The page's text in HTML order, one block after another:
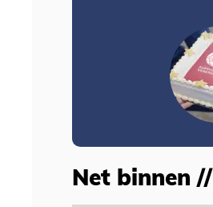
Net binnen //